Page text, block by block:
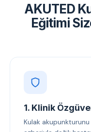
AKUTED
Eğitimi
1. Klinik
Kulak